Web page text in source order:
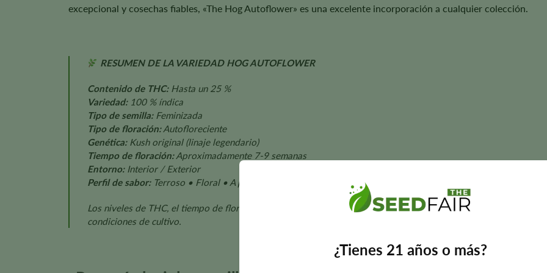
¿Tienes 21 años o más?
excepcional y cosechas fiables, «The Hog Autoflower» es una excelente incorporación a cualquier colección.
RESUMEN DE LA VARIEDAD HOG AUTOFLOWER
Contenido de THC:Hasta un 25 %
Variedad:100 % índica
Tipo de semilla:Feminizada
Tipo de floración:Autofloreciente
Genética:Kush original (linaje legendario)
Tiempo de floración:Aproximadamente 7-9 semanas
Entorno:Interior / Exterior
Perfil de sabor:Terroso • Floral • A pino • Especiado
Los niveles de THC, el tiempo de floración, el aroma, el sabor, el tamaño de la planta y los rendimientos
condiciones de cultivo.